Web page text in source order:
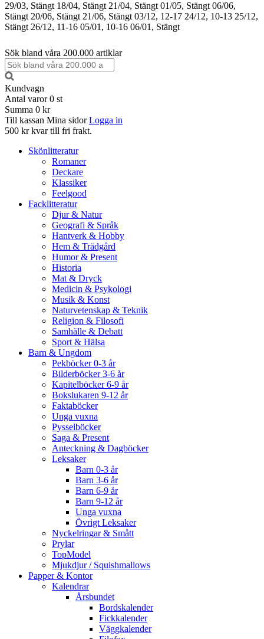
29/03, Stängt 18/04, Stängt 21/04, Stängt 01/05, Stängt 06/06,
Stängt 20/06, Stängt 21/06, Stängt 03/12, 12-17 24/12, 10-13 25/12,
Stängt 26/12, 11-16 05/01, 10-16 06/01, Stängt
Sök bland våra 200.000 artiklar
Kundvagn
Antal varor 0 st
Summa 0 kr
Till kassan Mina sidor Logga in
500 kr kvar till fri frakt.
Skönlitteratur
Romaner
Deckare
Klassiker
Feelgood
Facklitteratur
Djur & Natur
Geografi & Språk
Hantverk & Hobby
Hem & Trädgård
Humor & Present
Historia
Mat & Dryck
Medicin & Psykologi
Musik & Konst
Naturvetenskap & Teknik
Religion & Filosofi
Samhälle & Debatt
Sport & Hälsa
Barn & Ungdom
Pekböcker 0-3 år
Bilderböcker 3-6 år
Kapitelböcker 6-9 år
Bokslukaren 9-12 år
Faktaböcker
Unga vuxna
Pysselböcker
Saga & Present
Anteckning & Dagböcker
Leksaker
Barn 0-3 år
Barn 3-6 år
Barn 6-9 år
Barn 9-12 år
Unga vuxna
Övrigt Leksaker
Nyckelringar & Smått
Prylar
TopModel
Mjukdjur / Squishmallows
Papper & Kontor
Kalendrar
Årsbundet
Bordskalender
Fickkalender
Väggkalender